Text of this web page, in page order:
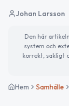
Johan Larsson
Den här
system och
korrekt, sakligt
Hem Samhälle